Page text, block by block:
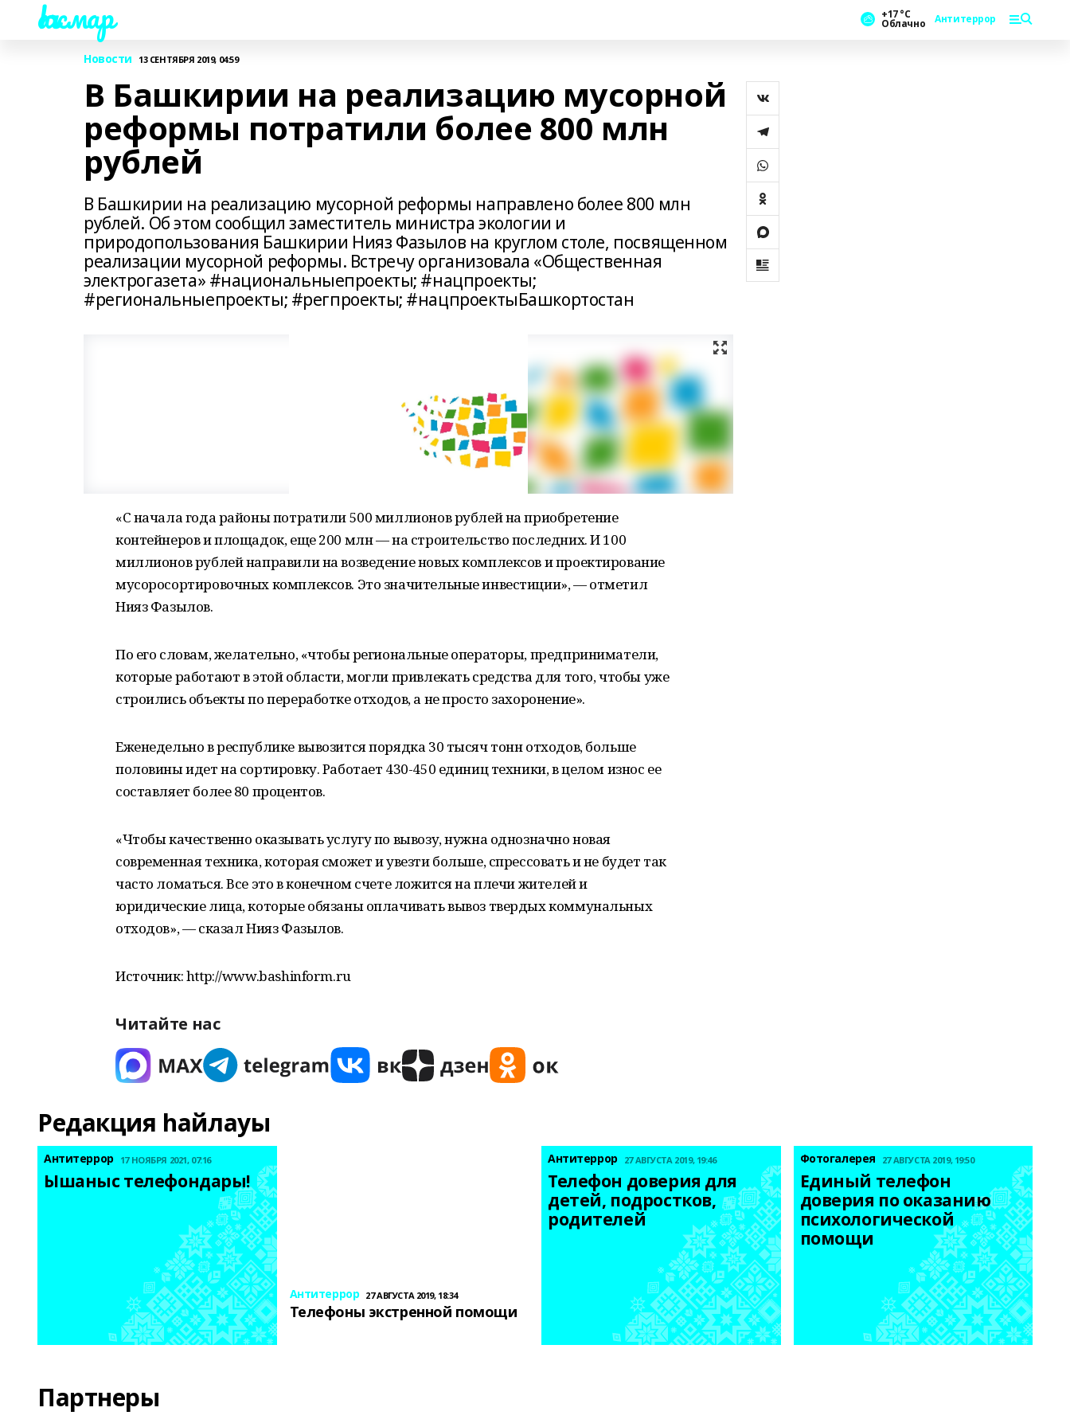
Һаҡмар +17 °С
Облачно Антитеррор
Новости 13 СЕНТЯБРЯ 2019, 04:59
В Башкирии на реализацию мусорной
реформы потратили более 800 млн
рублей
В Башкирии на реализацию мусорной реформы направлено более 800 млн
рублей. Об этом сообщил заместитель министра экологии и
природопользования Башкирии Нияз Фазылов на круглом столе, посвященном
реализации мусорной реформы. Встречу организовала «Общественная
электрогазета» #национальныепроекты; #нацпроекты;
#региональныепроекты; #регпроекты; #нацпроектыБашкортостан
«С начала года районы потратили 500 миллионов рублей на приобретение
контейнеров и площадок, еще 200 млн — на строительство последних. И 100
миллионов рублей направили на возведение новых комплексов и проектирование
мусоросортировочных комплексов. Это значительные инвестиции», — отметил
Нияз Фазылов.
По его словам, желательно, «чтобы региональные операторы, предприниматели,
которые работают в этой области, могли привлекать средства для того, чтобы уже
строились объекты по переработке отходов, а не просто захоронение».
Еженедельно в республике вывозится порядка 30 тысяч тонн отходов, больше
половины идет на сортировку. Работает 430-450 единиц техники, в целом износ ее
составляет более 80 процентов.
«Чтобы качественно оказывать услугу по вывозу, нужна однозначно новая
современная техника, которая сможет и увезти больше, спрессовать и не будет так
часто ломаться. Все это в конечном счете ложится на плечи жителей и
юридические лица, которые обязаны оплачивать вывоз твердых коммунальных
отходов», — сказал Нияз Фазылов.
Источник: http://www.bashinform.ru
Читайте нас
Редакция һайлауы
Антитеррор 17 НОЯБРЯ 2021, 07:16
Ышаныс телефондары!
Антитеррор 27 АВГУСТА 2019, 18:34
Телефоны экстренной помощи
Антитеррор 27 АВГУСТА 2019, 19:46
Телефон доверия для
детей, подростков,
родителей
Фотогалерея 27 АВГУСТА 2019, 19:50
Единый телефон
доверия по оказанию
психологической
помощи
Партнеры